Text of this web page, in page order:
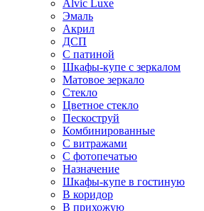
Alvic Luxe
Эмаль
Акрил
ДСП
С патиной
Шкафы-купе с зеркалом
Матовое зеркало
Стекло
Цветное стекло
Пескоструй
Комбинированные
С витражами
С фотопечатью
Назначение
Шкафы-купе в гостиную
В коридор
В прихожую